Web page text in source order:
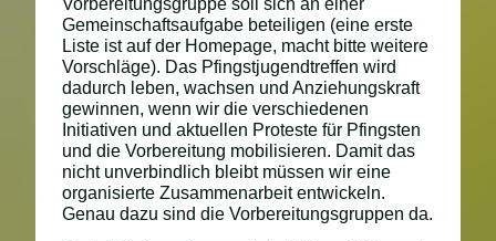
Gemeinschaftsaufgabe beteiligen (eine erste
Liste istaufder Homepage, macht bitte weitere
Vorschläge). Das Pfingstjugendtreffen wird
dadurch leben, wachsen und Anziehungskraft
gewinnen, wenn wir die verschiedenen
Initiativen und aktuellen Proteste für Pfingsten
und die Vorbereitung mobilisieren. Damit das
nicht unverbindlich bleibt müssen wir eine
organisierte Zusammenarbeit entwickeln.
Genau dazu sind die Vorbereitungsgruppen da.